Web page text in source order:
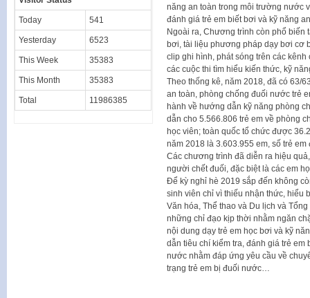
năng an toàn trong môi trường nước
đánh giá trẻ em biết bơi và kỹ năng
Ngoài ra, Chương trình còn phổ
bơi, tài liệu phương pháp dạy bơi cơ
clip ghi hình, phát sóng trên các
các cuộc thi tìm hiểu kiến thức, kỹ
Theo thống kê, năm 2018, đã có 63/
an toàn, phòng chống đuối nước trẻ
hành về hướng dẫn kỹ năng phòng
dẫn cho 5.566.806 trẻ em về phòng
học viên; toàn quốc tổ chức được
năm 2018 là 3.603.955 em, số trẻ
Các chương trình đã diễn ra hiệu
người chết đuối, đặc biệt là các em
Để kỳ nghỉ hè 2019 sắp đến không
sinh viên chỉ vì thiếu nhận thức, hiểu
Văn hóa, Thể thao và Du lịch và
những chỉ đạo kịp thời nhằm ngăn
nội dung dạy trẻ em học bơi và kỹ
dẫn tiêu chí kiểm tra, đánh giá trẻ
nước nhằm đáp ứng yêu cầu về
trạng trẻ em bị đuối nước…
Today 541
Yesterday 6523
This Week 35383
This Month 35383
Total 11986385